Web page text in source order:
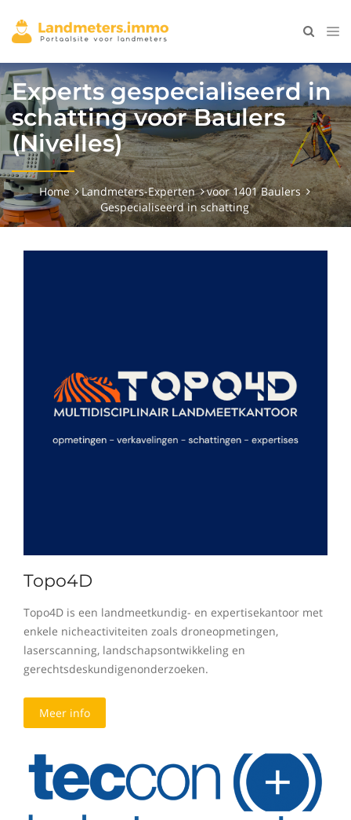
Experts gespecialiseerd in
schatting voor Baulers
(Nivelles)
Home Landmeters-Experten
voor 1401 Baulers
Gespecialiseerd in schatting
Topo4D
Topo4D is een landmeetkundig- en expertisekantoor met
enkele nicheactiviteiten zoals droneopmetingen,
laserscanning, landschapsontwikkeling en
gerechtsdeskundigenonderzoeken.
Meer info